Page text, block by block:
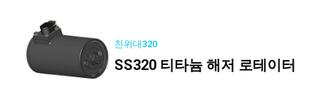
친위대320
SS320 티타늄 해저 로테이터